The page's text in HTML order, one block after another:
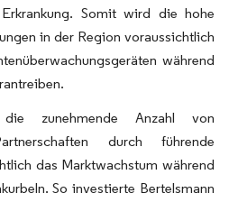
Somit wird die hohe
in der Region voraussichtlich
während
zunehmende Anzahl von
durch führende
das Marktwachstum während
So investierte Bertelsmann